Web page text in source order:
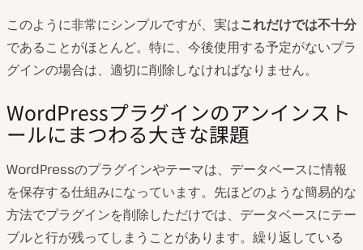
このように非常にシンプルですが、実はこれだけでは不十分
であることがほとんど。特に、今後使用する予定がないプラ
グインの場合は、適切に削除しなければなりません。
WordPressプラグインのアンインスト
ールにまつわる大きな課題
WordPressのプラグインやテーマは、データベースに情報
を保存する仕組みになっています。先ほどのような簡易的な
方法でプラグインを削除しただけでは、データベースにテー
ブルと行が残ってしまうことがあります。繰り返している